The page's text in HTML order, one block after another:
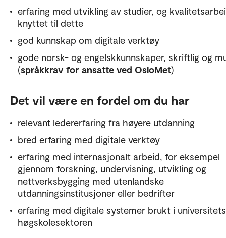
erfaring med utvikling av studier, og
knyttet til dette
god kunnskap om digitale verktøy
gode norsk- og engelskkunnskaper, skriftlig og
(språkkrav for ansatte ved OsloMet)
Det vil være en fordel om du har
relevant ledererfaring fra høyere utdanning
bred erfaring med digitale verktøy
erfaring med internasjonalt arbeid, for eksempel
gjennom forskning, undervisning, utvikling og
nettverksbygging med utenlandske
utdanningsinstitusjoner eller bedrifter
erfaring med digitale systemer brukt i
høgskolesektoren